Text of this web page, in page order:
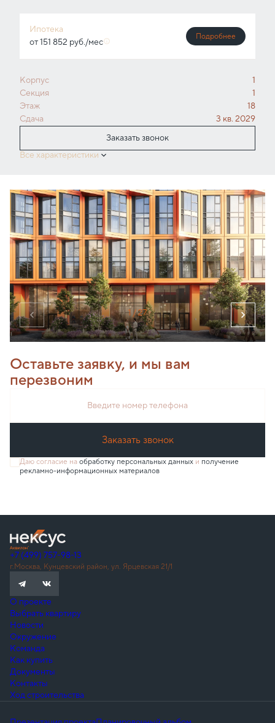
Ипотека
от 151 852 руб./мес
Подробнее
Корпус
1
Секция
1
Этаж
18
Сдача
3 кв. 2029
Заказать звонок
Все характеристики
1 / 27
Оставьте заявку, и мы вам
перезвоним
Введите номер телефона
Заказать звонок
Даю согласие на обработку персональных данныхи получение
рекламно-информационных материалов
+7 (499) 757-98-13
г.Москва, Кунцевский район, ул. Ярцевская 21/1
О проекте
Выбрать квартиру
Новости
Окружение
Команда
Как купить
Документы
Контакты
Ход строительства